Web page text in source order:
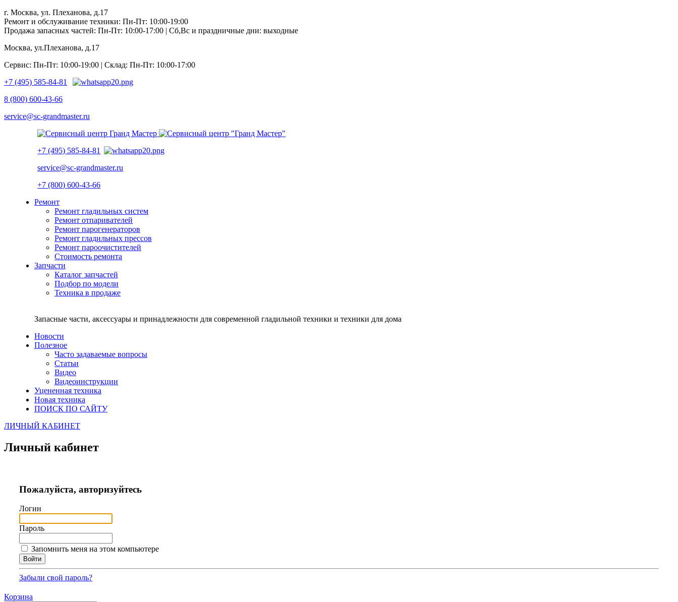
г. Москва, ул. Плеханова, д.17
Ремонт и обслуживание техники: Пн-Пт: 10:00-19:00
Продажа запасных частей: Пн-Пт: 10:00-17:00 | Сб,Вс и праздничные дни: выходные
Москва, ул.Плеханова, д.17
Сервис: Пн-Пт: 10:00-19:00 | Склад: Пн-Пт: 10:00-17:00
+7 (495) 585-84-81
8 (800) 600-43-66
service@sc-grandmaster.ru
+7 (495) 585-84-81
service@sc-grandmaster.ru
+7 (800) 600-43-66
Ремонт
Ремонт гладильных систем
Ремонт отпаривателей
Ремонт парогенераторов
Ремонт гладильных прессов
Ремонт пароочистителей
Стоимость ремонта
Запчасти
Каталог запчастей
Подбор по модели
Техника в продаже
Запасные части, аксессуары и принадлежности для современной гладильной техники и техники для дома
Новости
Полезное
Часто задаваемые вопросы
Статьи
Видео
Видеоинструкции
Уцененная техника
Новая техника
ПОИСК ПО САЙТУ
ЛИЧНЫЙ КАБИНЕТ
Личный кабинет
Пожалуйста, авторизуйтесь
Логин
Пароль
Запомнить меня на этом компьютере
Забыли свой пароль?
Корзина